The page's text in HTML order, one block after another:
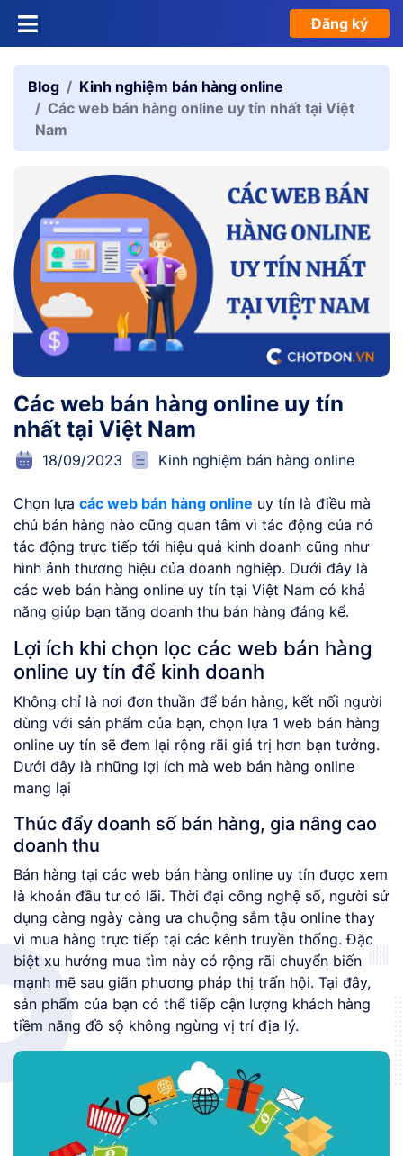
Đăng ký
Blog
Kinh nghiệm bán hàng online
Các web bán hàng online uy tín nhất tại Việt
Nam
Các web bán hàng online uy tín
nhất tại Việt Nam
18/09/2023 Kinh nghiệm bán hàng online
Chọn lựa các web bán hàng online uy tín là điều mà
chủ bán hàng nào cũng quan tâm vì tác động của nó
tác động trực tiếp tới hiệu quả kinh doanh cũng như
hình ảnh thương hiệu của doanh nghiệp. Dưới đây là
các web bán hàng online uy tín tại Việt Nam có khả
năng giúp bạn tăng doanh thu bán hàng đáng kể.
Lợi ích khi chọn lọc các web bán hàng
online uy tín để kinh doanh
Không chỉ là nơi đơn thuần để bán hàng, kết nối người
dùng với sản phẩm của bạn, chọn lựa 1 web bán hàng
online uy tín sẽ đem lại rộng rãi giá trị hơn bạn tưởng.
Dưới đây là những lợi ích mà web bán hàng online
mang lại
Thúc đẩy doanh số bán hàng, gia nâng cao
doanh thu
Bán hàng tại các web bán hàng online uy tín được xem
là khoản đầu tư có lãi. Thời đại công nghệ số, người sử
dụng càng ngày càng ưa chuộng sắm tậu online thay
vì mua hàng trực tiếp tại các kênh truyền thống. Đặc
biệt xu hướng mua tìm này có rộng rãi chuyển biến
mạnh mẽ sau giãn phương pháp thị trấn hội. Tại đây,
sản phẩm của bạn có thể tiếp cận lượng khách hàng
tiềm năng đồ sộ không ngừng vị trí địa lý.